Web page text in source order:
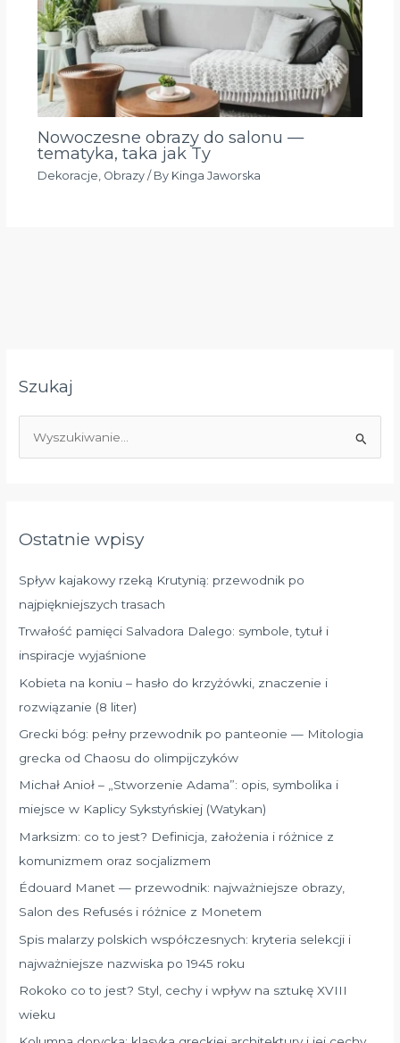
Nowoczesne obrazy do salonu —
tematyka, taka jak Ty
Dekoracje, Obrazy/ By Kinga Jaworska
Szukaj
jOstatnie wpisy
Spływ kajakowy rzeką Krutynią: przewodnik po
najpiękniejszych trasach
Trwałość pamięci Salvadora Dalego: symbole, tytuł i
inspiracje wyjaśnione
Kobieta na koniu – hasło do krzyżówki, znaczenie i
rozwiązanie (8 liter)
Grecki bóg: pełny przewodnik po panteonie — Mitologia
grecka od Chaosu do olimpijczyków
Michał Anioł – „Stworzenie Adama”: opis, symbolika i
miejsce w Kaplicy Sykstyńskiej (Watykan)
Marksizm: co to jest? Definicja, założenia i różnice z
komunizmem oraz socjalizmem
Édouard Manet — przewodnik: najważniejsze obrazy,
Salon des Refusés i różnice z Monetem
Spis malarzy polskich współczesnych: kryteria selekcji i
najważniejsze nazwiska po 1945 roku
Rokoko co to jest? Styl, cechy i wpływ na sztukę XVIII
wieku